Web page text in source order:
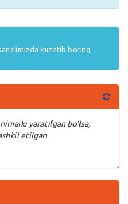
kuzatib boring
yaratilgan bo’lsa,
etilgan